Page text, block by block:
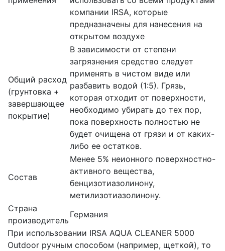
компании IRSA, которые
предназначены для нанесения на
открытом воздухе
Общий расход
(грунтовка +
завершающее
покрытие)
В зависимости от степени
загрязнения средство следует
применять в чистом виде или
разбавить водой (1:5). Грязь,
которая отходит от поверхности,
необходимо убирать до тех пор,
пока поверхность полностью не
будет очищена от грязи и от каких-
либо ее остатков.
Состав
Менее 5% неионного поверхностно-
активного вещества,
бенцизотиазолинону,
метилизотиазолинону.
Страна
производитель
Германия
При использовании IRSA AQUA CLEANER 5000
Outdoor ручным способом (например, щеткой), то